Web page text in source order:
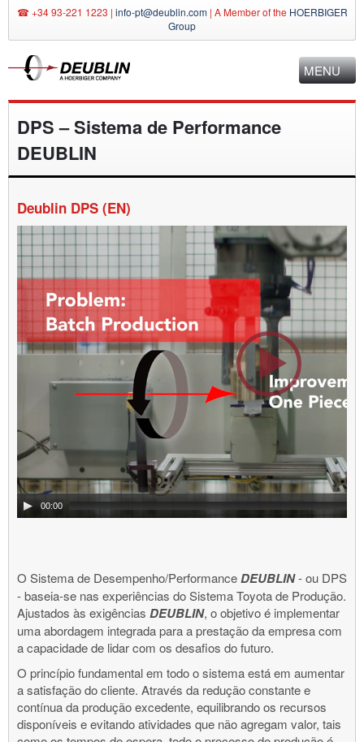
☎ +34 93-221 1223 | info-pt@deublin.com | A Member of the HOERBIGER
Group
MENU
DPS – Sistema de Performance
DEUBLIN
Deublin DPS (EN)
Video
Player
00:00
O Sistema de Desempenho/PerformanceDEUBLIN- ou DPS
- baseia-se nas experiências do Sistema Toyota de Produção.
Ajustados às exigências DEUBLIN, o objetivo é implementar
uma abordagem integrada para a prestação da empresa com
a capacidade de lidar com os desafios do futuro.
O princípio fundamental em todo o sistema está em aumentar
a satisfação do cliente. Através da redução constante e
contínua da produção excedente, equilibrando os recursos
disponíveis e evitando atividades que não agregam valor, tais